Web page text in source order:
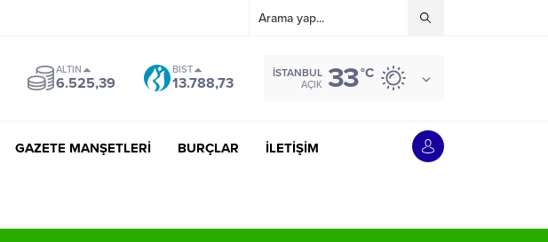
ALTIN
6.525,39
BIST
13.788,73
İSTANBUL
AÇIK 33°C
GAZETE MANŞETLERİ BURÇLAR İLETİŞİM